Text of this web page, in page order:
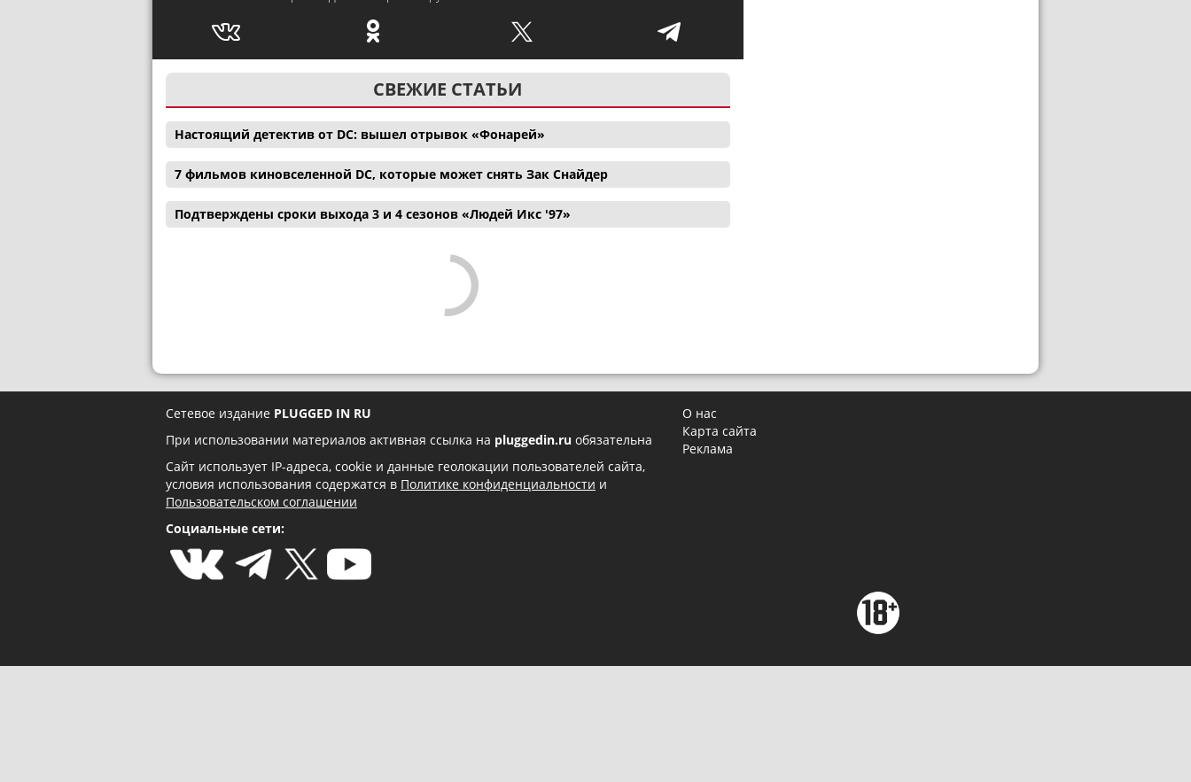
СВЕЖИЕ СТАТЬИ
Настоящий детектив от DC: вышел отрывок «Фонарей»
7 фильмов киновселенной DC, которые может снять Зак Снайдер
Подтверждены сроки выхода 3 и 4 сезонов «Людей Икс '97»
Сетевое издание PLUGGED IN RU
При использовании материалов активная ссылка на pluggedin.ru обязательна
Сайт использует IP-адреса, cookie и данные геолокации пользователей сайта,
условия использования содержатся в Политике конфиденциальности и
Пользовательском соглашении
Социальные сети:
О нас
Карта сайта
Реклама